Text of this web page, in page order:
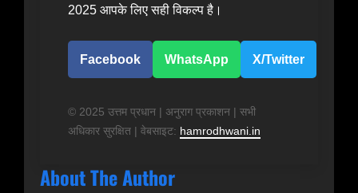
2025 आपके लिए सही विकल्प है।
Facebook WhatsApp X/Twitter
© 2025 उत्तम प्रधान | अनुराग प्रकाशन | सभी
अधिकार सुरक्षित | वेबसाइट: hamrodhwani.in
About The Author